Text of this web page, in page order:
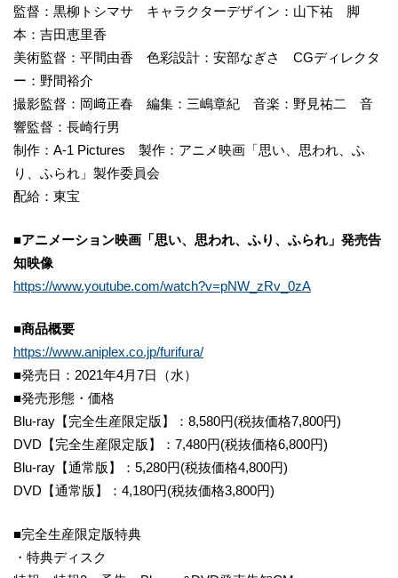
監督：黒柳トシマサ キャラクターデザイン：山下祐 脚
本：吉田恵里香
美術監督：平間由香 色彩設計：安部なぎさ CGディレクタ
ー：野間裕介
撮影監督：岡﨑正春 編集：三嶋章紀 音楽：野見祐二 音
響監督：長崎行男
制作：A-1 Pictures 製作：アニメ映画「思い、思われ、ふ
り、ふられ」製作委員会
配給：東宝
■アニメーション映画「思い、思われ、ふり、ふられ」発売告
知映像
https://www.youtube.com/watch?v=pNW_zRv_0zA
■商品概要
https://www.aniplex.co.jp/furifura/
■発売日：2021年4月7日（水）
■発売形態・価格
Blu-ray【完全生産限定版】：8,580円(税抜価格7,800円)
DVD【完全生産限定版】：7,480円(税抜価格6,800円)
Blu-ray【通常版】：5,280円(税抜価格4,800円)
DVD【通常版】：4,180円(税抜価格3,800円)
■完全生産限定版特典
・特典ディスク